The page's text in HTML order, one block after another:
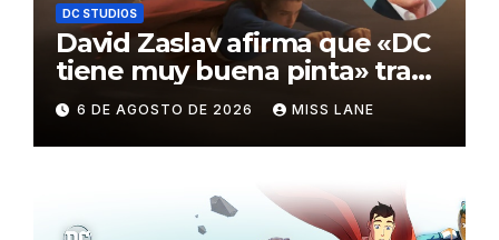
DC STUDIOS
David Zaslav afirma que «DC
tiene muy buena pinta» tras
el fracaso de «Supergirl»
6 DE AGOSTO DE 2026 MISS LANE